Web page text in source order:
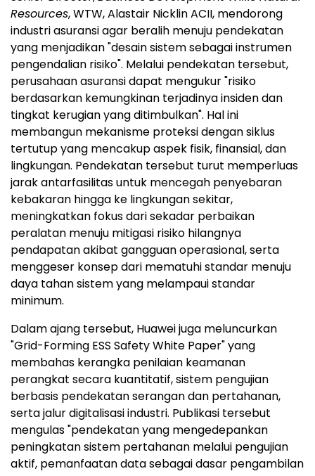
Resources, WTW, Alastair Nicklin ACII, mendorong
industri asuransi agar beralih menuju pendekatan
yang menjadikan "desain sistem sebagai instrumen
pengendalian risiko". Melalui pendekatan tersebut,
perusahaan asuransi dapat mengukur "risiko
berdasarkan kemungkinan terjadinya insiden dan
tingkat kerugian yang ditimbulkan". Hal ini
membangun mekanisme proteksi dengan siklus
tertutup yang mencakup aspek fisik, finansial, dan
lingkungan. Pendekatan tersebut turut memperluas
jarak antarfasilitas untuk mencegah penyebaran
kebakaran hingga ke lingkungan sekitar,
meningkatkan fokus dari sekadar perbaikan
peralatan menuju mitigasi risiko hilangnya
pendapatan akibat gangguan operasional, serta
menggeser konsep dari mematuhi standar menuju
daya tahan sistem yang melampaui standar
minimum.
Dalam ajang tersebut, Huawei juga meluncurkan
"Grid-Forming ESS Safety White Paper" yang
membahas kerangka penilaian keamanan
perangkat secara kuantitatif, sistem pengujian
berbasis pendekatan serangan dan pertahanan,
serta jalur digitalisasi industri. Publikasi tersebut
mengulas "pendekatan yang mengedepankan
peningkatan sistem pertahanan melalui pengujian
aktif, pemanfaatan data sebagai dasar pengambilan